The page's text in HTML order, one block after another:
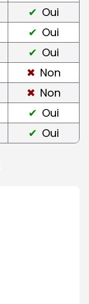
Oui
Oui
Oui
Non
Non
Oui
Oui